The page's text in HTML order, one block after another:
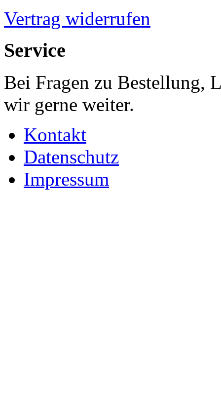
Vertrag widerrufen
Service
Bei Fragen zu Bestellung,
wir gerne weiter.
Kontakt
Datenschutz
Impressum